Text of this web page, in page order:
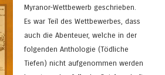
Myranor-Wettbewerb geschrieben.
Es war Teil des Wettbewerbes, dass
auch die Abenteuer, welche in der
folgenden Anthologie (Tödliche
Tiefen) nicht aufgenommen werden